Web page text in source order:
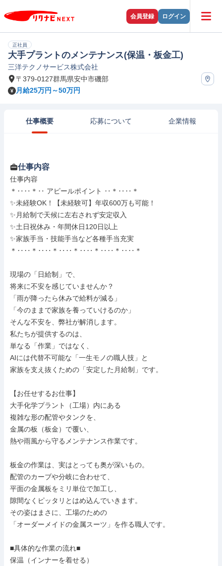
会員登録 ログイン
正社員
大手プラントのメンテナンス(保温・板金工)
三洋テクノサービス株式会社
〒379-0127群馬県安中市磯部
月給25万円～50万円
仕事概要 応募について 企業情報
仕事内容
仕事内容
＊‥‥＊‥ アピールポイント ‥＊‥‥＊
✨未経験OK！【未経験可】年収600万も可能！
✨月給制で天候に左右されず安定収入
✨土日祝休み・年間休日120日以上
✨家族手当・技能手当など各種手当充実
＊‥‥＊‥‥＊‥‥＊‥‥＊‥‥＊‥‥＊
現場の「日給制」で、
将来に不安を感じていませんか？
「雨が降ったら休みで給料が減る」
「今のままで家族を養っていけるのか」
そんな不安を、弊社が解消します。
私たちが提供するのは、
単なる「作業」ではなく、
AIには代替不可能な「一生モノの職人技」と
家族を支え抜くための「安定した月給制」です。
【お任せするお仕事】
大手化学プラント（工場）内にある
複雑な形の配管やタンクを、
金属の板（板金）で覆い、
熱や雨風から守るメンテナンス作業です。
板金の作業は、実はとっても奥が深いもの。
配管のカーブや分岐に合わせて、
平面の金属板をミリ単位で加工し、
隙間なくピッタリとはめ込んでいきます。
その姿はまさに、工場のための
「オーダーメイドの金属スーツ」を作る職人です。
■具体的な作業の流れ■
保温（インナーを着せる）